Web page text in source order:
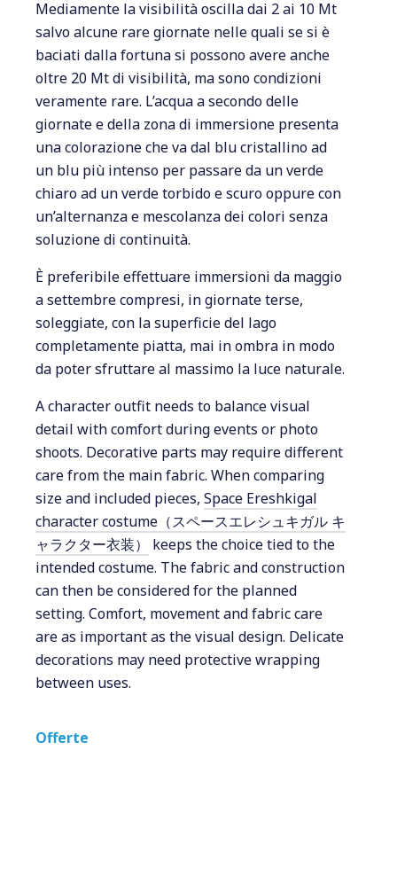
Mediamente la visibilità oscilla dai 2 ai 10 Mt
salvo alcune rare giornate nelle quali se si è
baciati dalla fortuna si possono avere anche
oltre 20 Mt di visibilità, ma sono condizioni
veramente rare. L’acqua a secondo delle
giornate e della zona di immersione presenta
una colorazione che va dal blu cristallino ad
un blu più intenso per passare da un verde
chiaro ad un verde torbido e scuro oppure con
un’alternanza e mescolanza dei colori senza
soluzione di continuità.
È preferibile effettuare immersioni da maggio
a settembre compresi, in giornate terse,
soleggiate, con la superficie del lago
completamente piatta, mai in ombra in modo
da poter sfruttare al massimo la luce naturale.
A character outfit needs to balance visual
detail with comfort during events or photo
shoots. Decorative parts may require different
care from the main fabric. When comparing
size and included pieces, Space Ereshkigal
character costume（スペースエレシュキガル キ
ャラクター衣装）
keeps the choice tied to the
intended costume. The fabric and construction
can then be considered for the planned
setting. Comfort, movement and fabric care
are as important as the visual design. Delicate
decorations may need protective wrapping
between uses.
Offerte